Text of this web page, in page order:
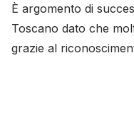
È argomento di
Toscano dato che
grazie al